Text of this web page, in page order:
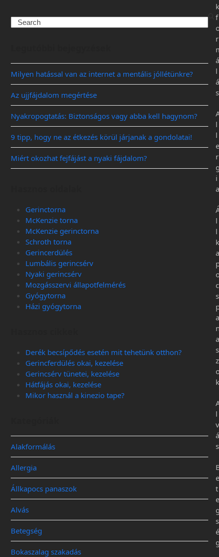
Milyen hatással van az internet a mentális jóllétünkre?
Az ujjfájdalom megértése
Nyakropogtatás: Biztonságos vagy abba kell hagynom?
9 tipp, hogy ne az étkezés körül járjanak a gondolatai!
Miért okozhat fejfájást a nyaki fájdalom?
Gerinctorna
McKenzie torna
McKenzie gerinctorna
Schroth torna
Gerincerdülés
Lumbális gerincsérv
Nyaki gerincsérv
Mozgásszervi állapotfelmérés
Gyógytorna
Házi gyógytorna
Derék becsípődés esetén mit tehetünk otthon?
Gerincferdülés okai, kezelése
Gerincsérv tünetei, kezelése
Hátfájás okai, kezelése
Mikor használ a kinezio tape?
Alakformálás
Allergia
Állkapocs panaszok
Alvás
Betegség
Bokaszalag szakadás
k
f
r
á
l
á
s
l
l
e
r
i
a
l
l
k
a
c
s
a
a
s
z
k
l
v
á
s
e
t
e
s
é